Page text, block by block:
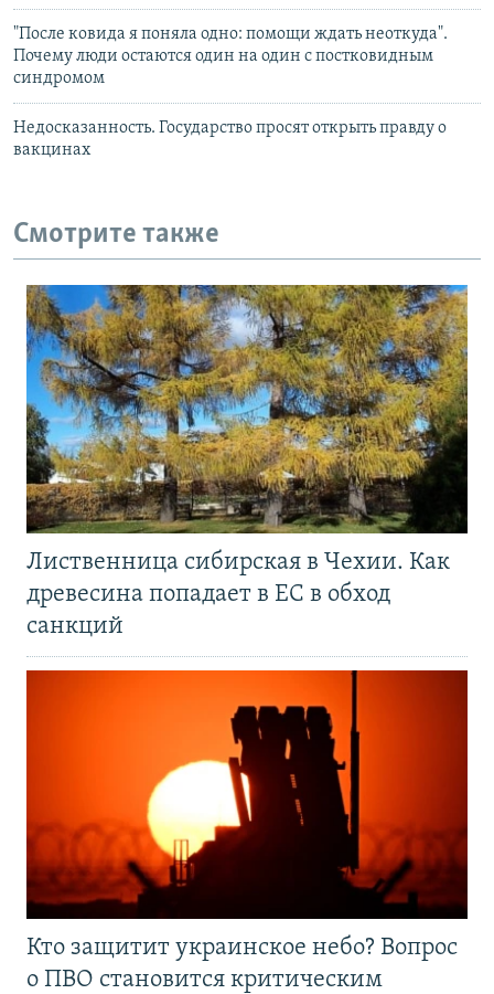
"После ковида я поняла одно: помощи ждать неоткуда".
Почему люди остаются один на один с постковидным
синдромом
Недосказанность. Государство просят открыть правду о
вакцинах
Смотрите также
Лиственница сибирская в Чехии. Как
древесина попадает в ЕС в обход
санкций
Кто защитит украинское небо? Вопрос
о ПВО становится критическим